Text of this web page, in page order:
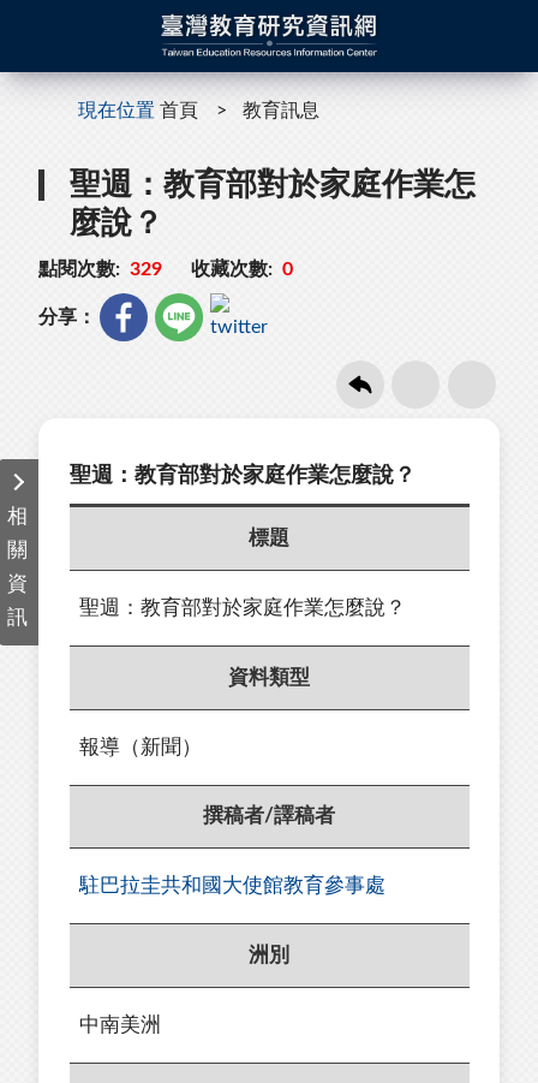
現在位置 首頁 教育訊息
聖週：教育部對於家庭作業怎
麼說？
點閱次數: 329 收藏次數: 0
分享：
相
關
資
訊
聖週：教育部對於家庭作業怎麼說？
標題
聖週：教育部對於家庭作業怎麼說？
資料類型
報導（新聞）
撰稿者/譯稿者
駐巴拉圭共和國大使館教育參事處
洲別
中南美洲